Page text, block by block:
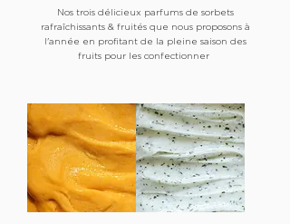
Nos trois délicieux parfums de sorbets
rafraîchissants & fruités que nous proposons à
l'année en profitant de la pleine saison des
fruits pour les confectionner